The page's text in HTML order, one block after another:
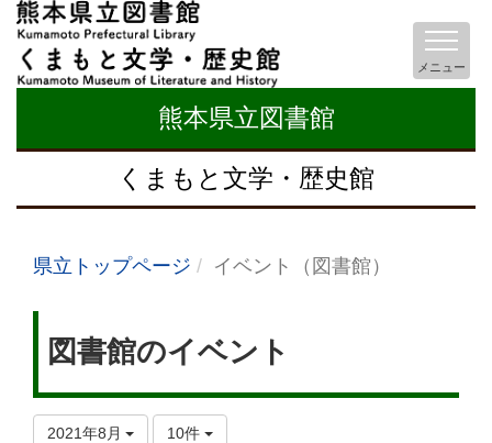
熊本県立図書館
くまもと文学・歴史館
メニュー
県立トップページ イベント（図書館）
図書館のイベント
2021年8月 10件